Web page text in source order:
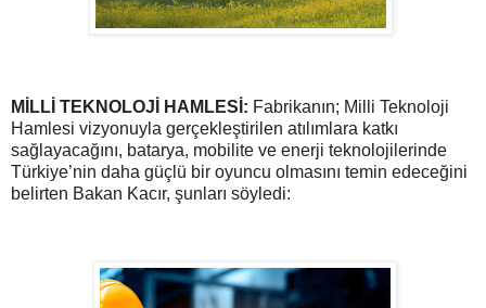
MİLLİ TEKNOLOJİ HAMLESİ: Fabrikanın; Milli Teknoloji
Hamlesi vizyonuyla gerçekleştirilen atılımlara katkı
sağlayacağını, batarya, mobilite ve enerji teknolojilerinde
Türkiye’nin daha güçlü bir oyuncu olmasını temin edeceğini
belirten Bakan Kacır, şunları söyledi: